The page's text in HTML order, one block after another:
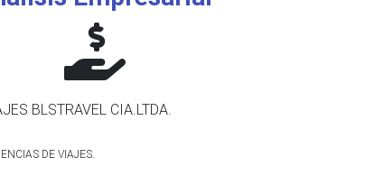
BLSTRAVEL CIA.LTDA.
DE VIAJES.